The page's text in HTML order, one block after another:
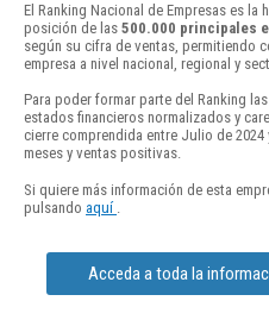
El Ranking Nacional de Empresas es la
posición de las 500.000 principales
según su cifra de ventas, permitiendo
empresa a nivel nacional, regional y
Para poder formar parte del Ranking
estados financieros normalizados y
cierre comprendida entre Julio de
meses y ventas positivas.
Si quiere más información de esta
pulsando aquí
Acceda a toda la